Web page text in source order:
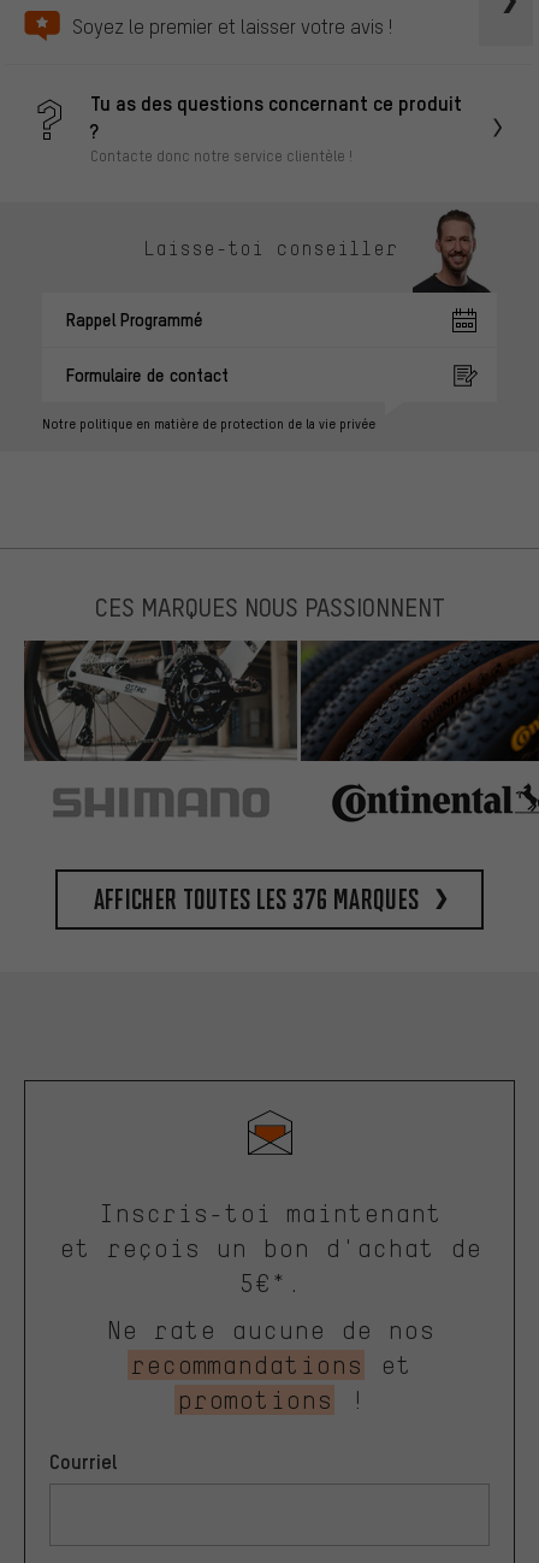
Soyez le premier et laisser votre avis !
Tu as des questions concernant ce produit
?
Contacte donc notre service clientèle !
Laisse-toi conseiller
Rappel Programmé
Formulaire de contact
Notre politique en matière de protection de la vie privée
CES MARQUES NOUS PASSIONNENT
Afficher toutes les 376 marques
Inscris-toi maintenant
et reçois un bon d'achat de
5€*.
Ne rate aucune de nos
recommandations
et
promotions
!
Courriel